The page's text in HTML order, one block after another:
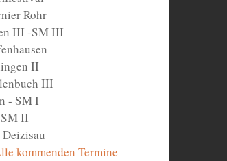
Rohr
III -SM III
II
III
- SM I
II
kommenden Termine